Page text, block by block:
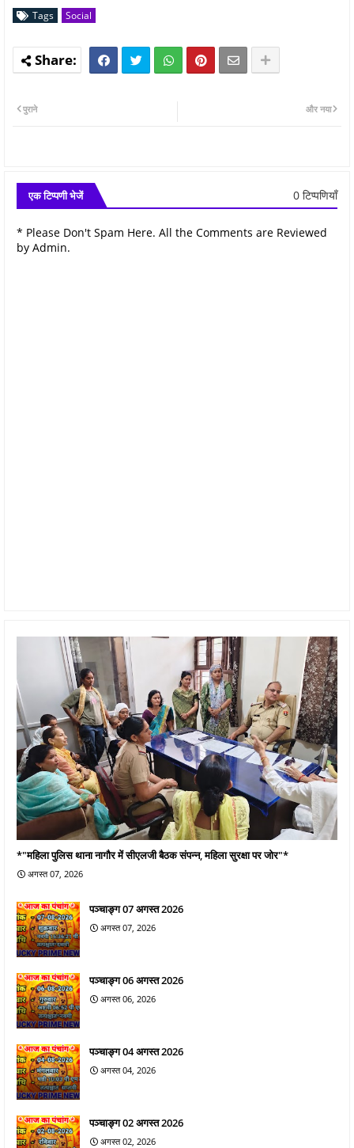
Tags Social
और नया
पुराने
एक टिप्पणी भेजें 0 टिप्पणियाँ
* Please Don't Spam Here. All the Comments are Reviewed
by Admin.
*"महिला पुलिस थाना नागौर में सीएलजी बैठक संपन्न, महिला सुरक्षा पर जोर"*
अगस्त 07, 2026
पञ्चाङ्ग 07 अगस्त 2026
अगस्त 07, 2026
पञ्चाङ्ग 06 अगस्त 2026
अगस्त 06, 2026
पञ्चाङ्ग 04 अगस्त 2026
अगस्त 04, 2026
पञ्चाङ्ग 02 अगस्त 2026
अगस्त 02, 2026